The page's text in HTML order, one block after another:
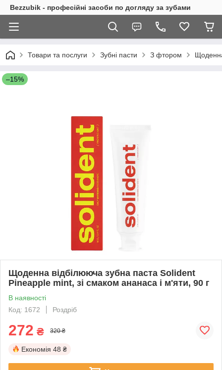
Bezzubik - професійні засоби по догляду за зубами
Товари та послуги Зубні пасти З фтором
–15%
Щоденна відбілююча зубна паста Solident
Pineapple mint, зі смаком ананаса і м'яти, 90 г
В наявності
Код: 1672
Роздріб
272 ₴ 320 ₴
Економія 48 ₴